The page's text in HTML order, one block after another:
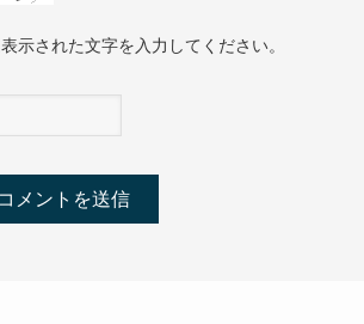
示された文字を入力してください。